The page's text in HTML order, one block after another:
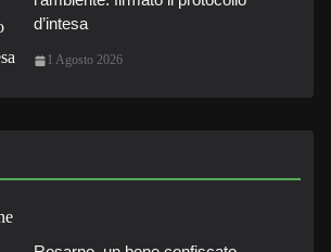
d’intesa
1 Agosto 2026